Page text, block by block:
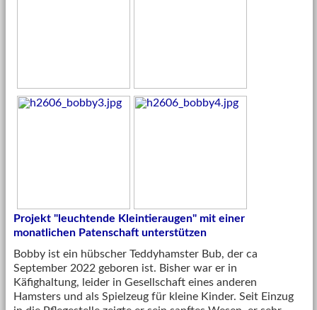
Projekt "leuchtende Kleintieraugen" mit einer
monatlichen Patenschaft unterstützen
Bobby ist ein hübscher Teddyhamster Bub, der ca
September 2022 geboren ist. Bisher war er in
Käfighaltung, leider in Gesellschaft eines anderen
Hamsters und als Spielzeug für kleine Kinder. Seit Einzug